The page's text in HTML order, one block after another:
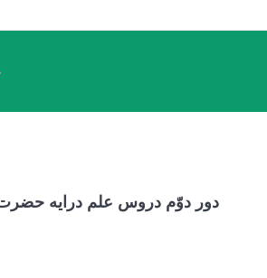
دور دوّم دروس علم درایه